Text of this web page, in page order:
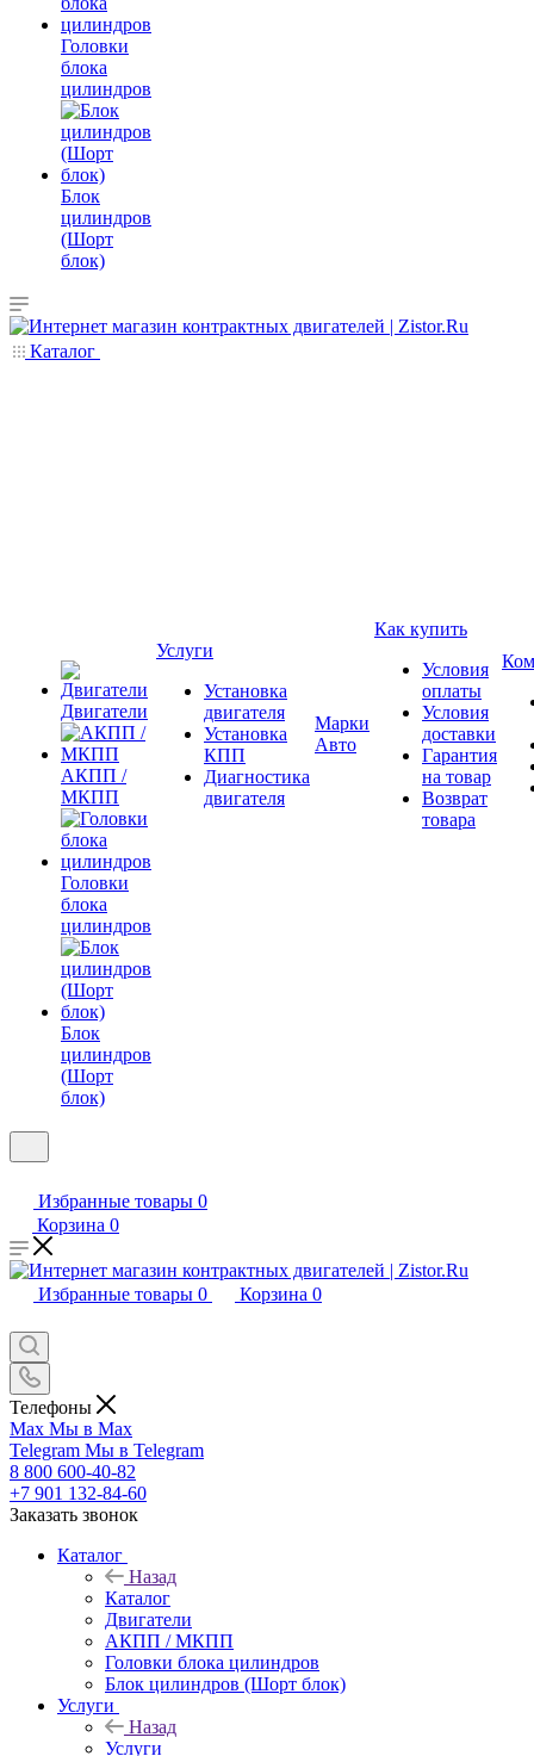
Головки
блока
цилиндров
Блок
цилиндров
(Шорт
блок)
Каталог
Двигатели
АКПП /
МКПП
Головки
блока
цилиндров
Блок
цилиндров
(Шорт
блок)
Услуги
Установка
двигателя
Установка
КПП
Диагностика
двигателя
Марки
Авто
Как купить
Условия
оплаты
Условия
доставки
Гарантия
на товар
Возврат
товара
Избранные товары 0
Корзина 0
Избранные товары 0 Корзина 0
Телефоны
Max Мы в Max
Telegram Мы в Telegram
8 800 600-40-82
+7 901 132-84-60
Заказать звонок
Каталог
Назад
Каталог
Двигатели
АКПП / МКПП
Головки блока цилиндров
Блок цилиндров (Шорт блок)
Услуги
Назад
Услуги